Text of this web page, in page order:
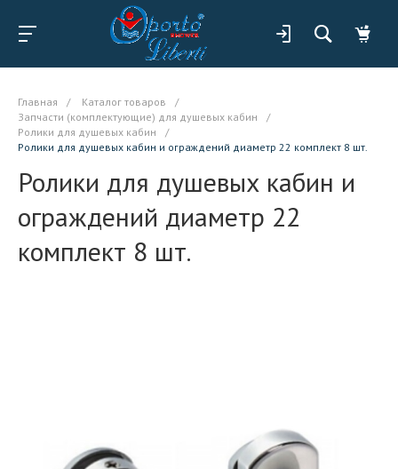
Главная / Каталог товаров
/
Запчасти (комплектующие) для душевых кабин
/
Ролики для душевых кабин
/
Ролики для душевых кабин и ограждений диаметр 22 комплект 8 шт.
Ролики для душевых кабин и
ограждений диаметр 22
комплект 8 шт.